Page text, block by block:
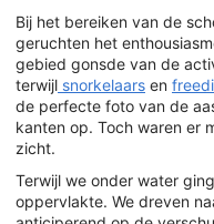
Bij het bereiken van de
geruchten het
gebied gonsde van de
terwijl snorkelaars en
de perfecte foto van de
kanten op. Toch waren er
zicht.
Terwijl we onder water
oppervlakte. We dreven